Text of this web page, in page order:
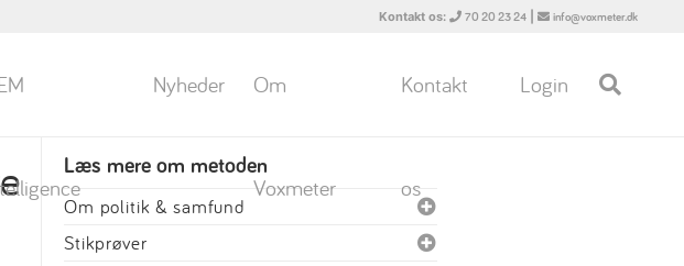
Kontakt os: 70 20 23 24 | info@voxmeter.dk
Nyheder Om
Voxmeter
Kontakt
os
Login
Læs mere om metoden
Om politik & samfund
Stikprøver